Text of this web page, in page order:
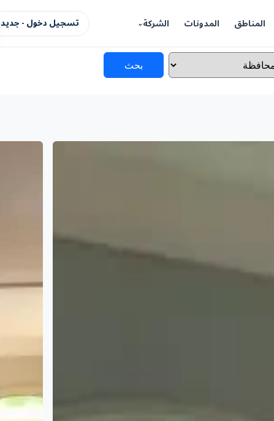
المناطق المدونات الشركة تسجيل دخول - جديد
بحث